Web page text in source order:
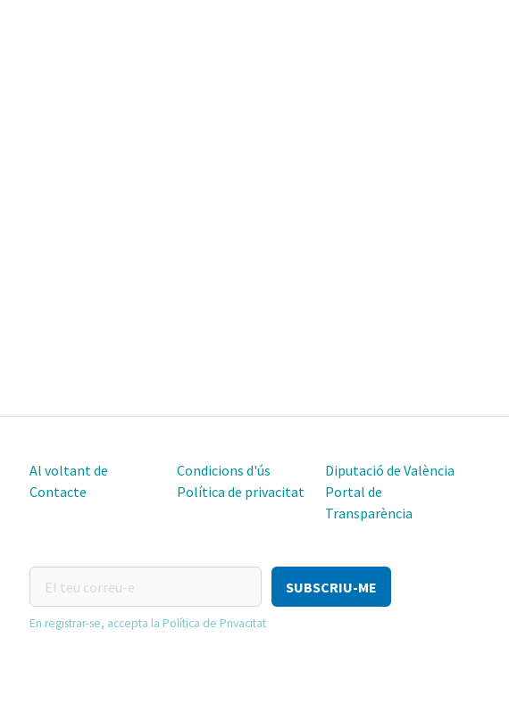
Al voltant de
Contacte
Condicions d'ús
Política de privacitat
Diputació de València
Portal de
Transparència
teu
correu-
En registrar-se, accepta la Política de Privacitat